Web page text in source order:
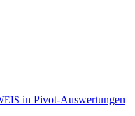
in Pivot-Auswertungen